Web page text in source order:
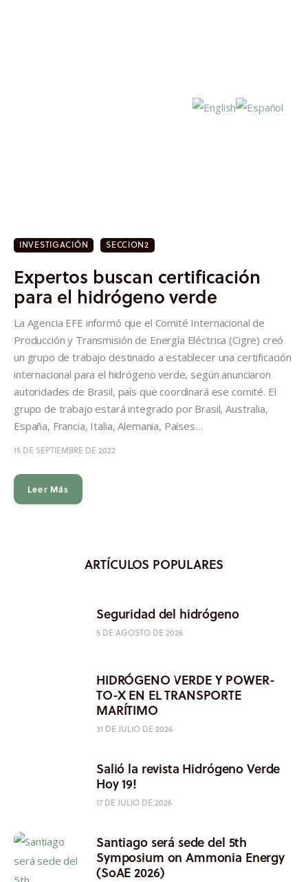
Investigación
Proyectos
Informes
Quiénes somos
INVESTIGACIÓN SECCION2
Expertos buscan certificación
para el hidrógeno verde
La Agencia EFE informó que el Comité Internacional de
Producción y Transmisión de Energía Eléctrica (Cigre) creó
un grupo de trabajo destinado a establecer una certificación
internacional para el hidrógeno verde, según anunciaron
autoridades de Brasil, país que coordinará ese comité. El
grupo de trabajo estará integrado por Brasil, Australia,
España, Francia, Italia, Alemania, Países…
15 DE SEPTIEMBRE DE 2022
Leer Más
ARTÍCULOS POPULARES
Seguridad del hidrógeno
5 DE AGOSTO DE 2026
HIDRÓGENO VERDE Y POWER-
TO-X EN EL TRANSPORTE
MARÍTIMO
31 DE JULIO DE 2026
Salió la revista Hidrógeno Verde
Hoy 19!
17 DE JULIO DE 2026
Santiago será sede del 5th
Symposium on Ammonia Energy
(SoAE 2026)